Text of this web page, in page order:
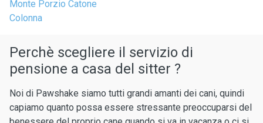
Monte Porzio Catone
Colonna
Perchè scegliere il servizio di
pensione a casa del sitter ?
Noi di Pawshake siamo tutti grandi amanti dei cani, quindi
capiamo quanto possa essere stressante preoccuparsi del